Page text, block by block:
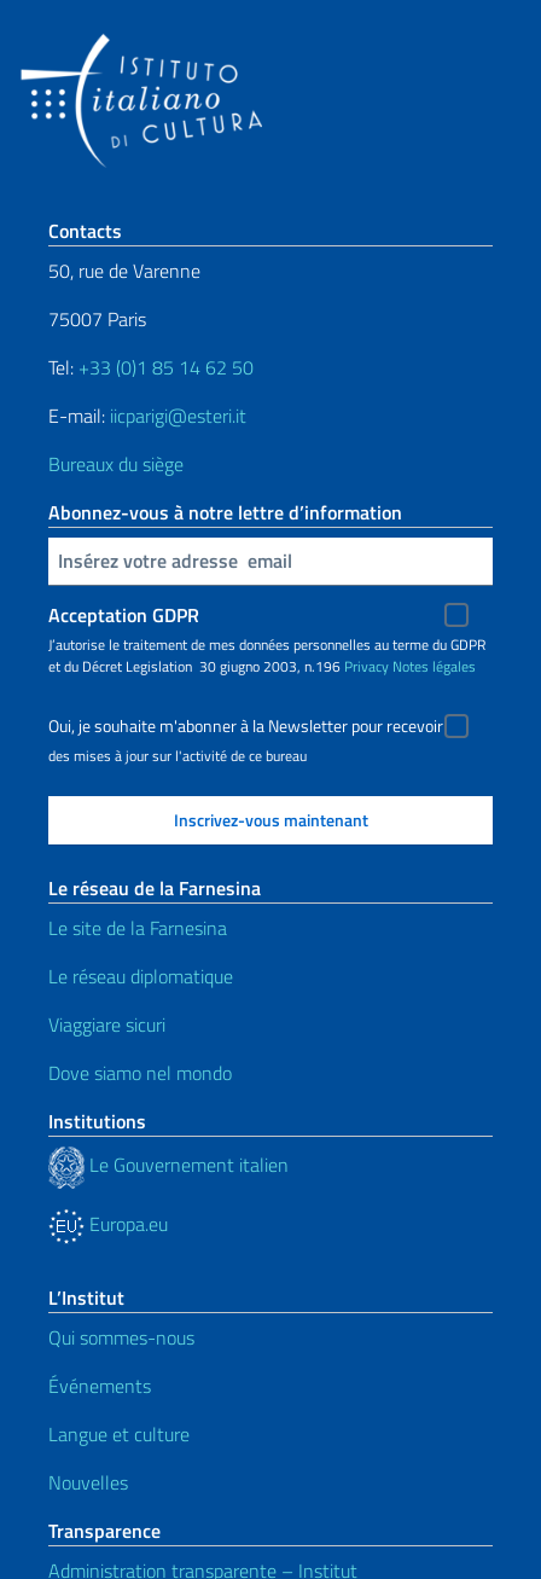
Section de pied de page
Contacts
50, rue de Varenne
75007 Paris
Tel: +33 (0)1 85 14 62 50
E-mail: iicparigi@esteri.it
Bureaux du siège
Abonnez-vous à notre lettre d’information
Insert your email
Acceptation GDPR
J’autorise le traitement de mes données personnelles au terme du GDPR
et du Décret Legislation 30 giugno 2003, n.196 Privacy Notes légales
Oui, je souhaite m'abonner à la Newsletter pour recevoir
des mises à jour sur l'activité de ce bureau
Le réseau de la Farnesina
Le site de la Farnesina
Le réseau diplomatique
Viaggiare sicuri
Dove siamo nel mondo
Institutions
Le Gouvernement italien
Europa.eu
L’Institut
Qui sommes-nous
Événements
Langue et culture
Nouvelles
Transparence
Administration transparente – Institut